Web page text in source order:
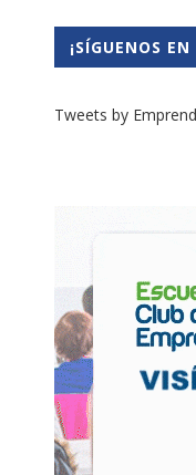
¡SÍGUENOS
Tweets by